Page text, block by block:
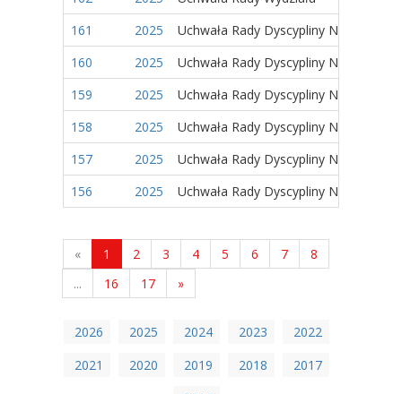
161
2025
Uchwała Rady Dyscypliny Naukowej
160
2025
Uchwała Rady Dyscypliny Naukowej
159
2025
Uchwała Rady Dyscypliny Naukowej
158
2025
Uchwała Rady Dyscypliny Naukowej
157
2025
Uchwała Rady Dyscypliny Naukowej
156
2025 Uchwała Rady Dyscypliny Naukowej
« 1 2 3 4 5 6 7
8
...
16 17 »
2026 2025 2024 2023
2022
2021
2020 2019 2018
2017